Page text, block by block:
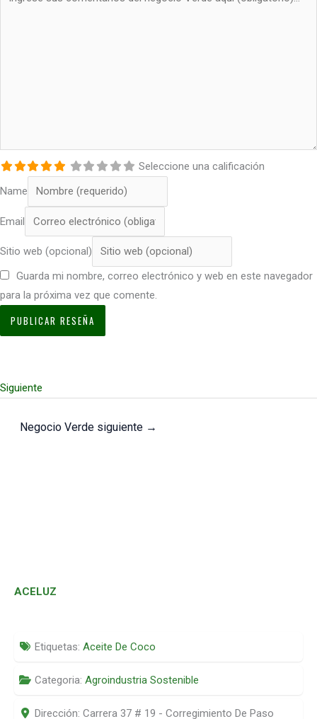
Seleccione una calificación
Name
Email
Sitio web (opcional)
Guarda mi nombre, correo electrónico y web en este navegador
para la próxima vez que comente.
Siguiente
Negocio Verde siguiente →
ACELUZ
Etiquetas: Aceite De Coco
Categoria: Agroindustria Sostenible
Dirección: Carrera 37 # 19 - Corregimiento De Paso